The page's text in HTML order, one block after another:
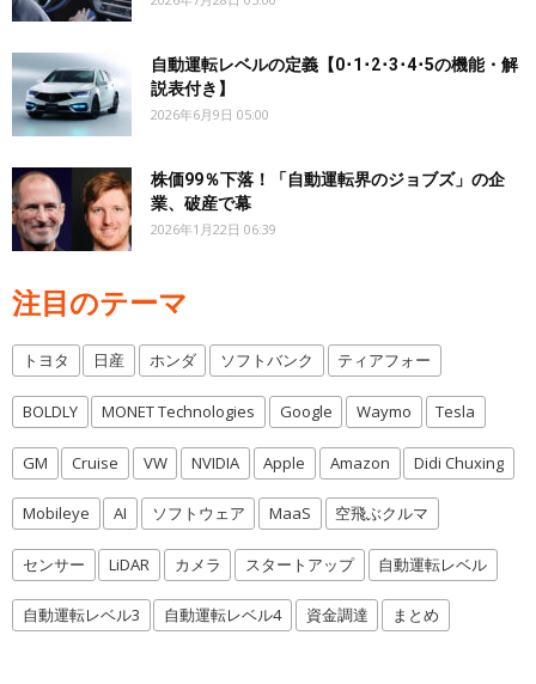
自動運転レベルの定義【0･1･2･3･4･5の機能・解
説表付き】
2026年6月9日 05:00
株価99％下落！「自動運転界のジョブズ」の企
業、破産で幕
2026年1月22日 06:39
注目のテーマ
トヨタ 日産 ホンダ ソフトバンク ティアフォー
BOLDLY MONET Technologies Google Waymo Tesla
GM Cruise VW NVIDIA Apple Amazon Didi Chuxing
Mobileye AI ソフトウェア MaaS 空飛ぶクルマ
センサー LiDAR カメラ スタートアップ 自動運転レベル
自動運転レベル3 自動運転レベル4 資金調達 まとめ